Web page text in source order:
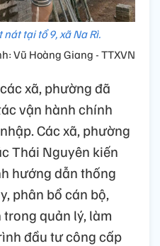
tại tổ 9, xã Na Rì.
Vũ Hoàng Giang - TTXVN
xã, phường đã
vận hành chính
Các xã, phường
Thái Nguyên kiến
hướng dẫn thống
phân bổ cán bộ,
quản lý, làm
đầu tư công cấp